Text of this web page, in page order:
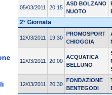
05/03/2011 20:15
ASD BOLZANO
NUOTO
2° Giornata
12/03/2011 19:30
PROMOSPORT
CHIOGGIA
12/03/2011 20:00
ACQUATICA
BELLUNO
12/03/2011 20:30
FONDAZIONE
BENTEGODI